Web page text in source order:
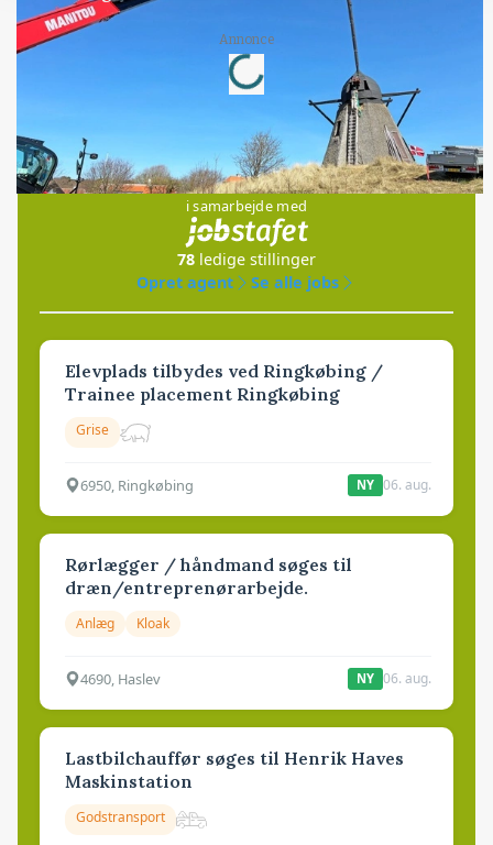
Annonce
Loading...
Jobs
i samarbejde med
78 ledige stillinger
Opret agent
Se alle jobs
Elevplads tilbydes ved Ringkøbing /
Trainee placement Ringkøbing
Grise
6950, Ringkøbing NY 06. aug.
Rørlægger / håndmand søges til
dræn/entreprenørarbejde.
Anlæg Kloak
4690, Haslev NY 06. aug.
Lastbilchauffør søges til Henrik Haves
Maskinstation
Godstransport